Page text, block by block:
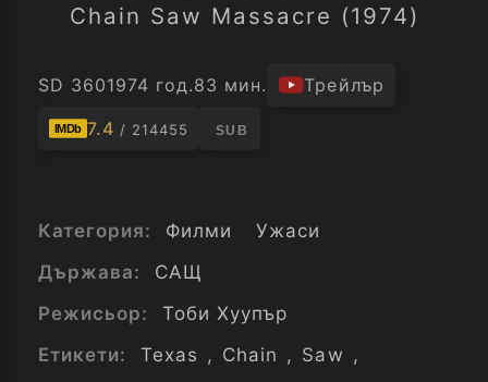
Chain Saw Massacre (1974)
SD 3601974 год.83 мин. Трейлър
IMDb 7.4 / 214455 SUB
Категория: Филми
Ужаси
Държава:
САЩ
Режисьор:
Тоби Хуупър
Етикети:
Texas , Chain , Saw ,